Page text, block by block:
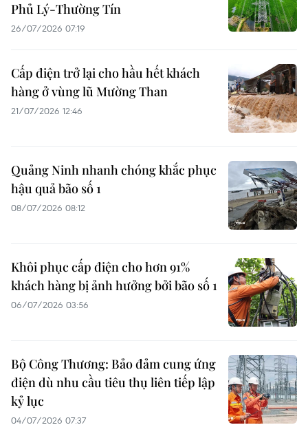
Phủ Lý-Thường Tín
26/07/2026 07:19
Cấp điện trở lại cho hầu hết khách
hàng ở vùng lũ Mường Than
21/07/2026 12:46
Quảng Ninh nhanh chóng khắc phục
hậu quả bão số 1
08/07/2026 08:12
Khôi phục cấp điện cho hơn 91%
khách hàng bị ảnh hưởng bởi bão số 1
06/07/2026 03:56
Bộ Công Thương: Bảo đảm cung ứng
điện dù nhu cầu tiêu thụ liên tiếp lập
kỷ lục
04/07/2026 07:37